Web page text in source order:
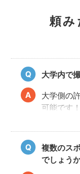
頼
大学内で
大学側の
可能です！
事前にユ
のご確認
撮影許可
複数のス
でしょう